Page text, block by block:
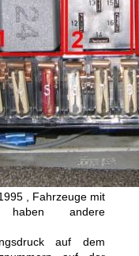
, Fahrzeuge mit
haben andere
auf dem